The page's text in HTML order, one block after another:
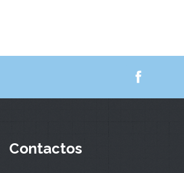
Contactos